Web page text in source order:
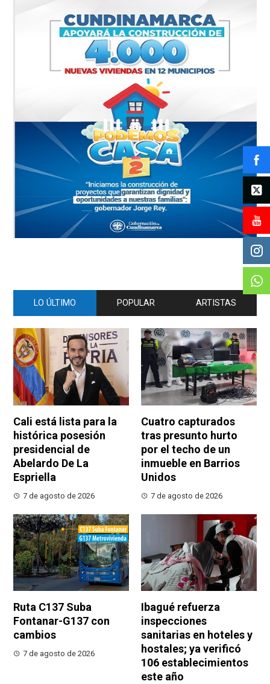
LO ÚLTIMO POPULAR ARTISTAS
Cali está lista para la
histórica posesión
presidencial de
Abelardo De La
Espriella
7 de agosto de 2026
Cuatro capturados
tras presunto hurto
por el techo de un
inmueble en Barrios
Unidos
7 de agosto de 2026
Ruta C137 Suba
Fontanar-G137 con
cambios
7 de agosto de 2026
Ibagué refuerza
inspecciones
sanitarias en hoteles y
hostales; ya verificó
106 establecimientos
este año